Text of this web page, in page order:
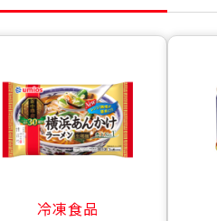
冷凍食品